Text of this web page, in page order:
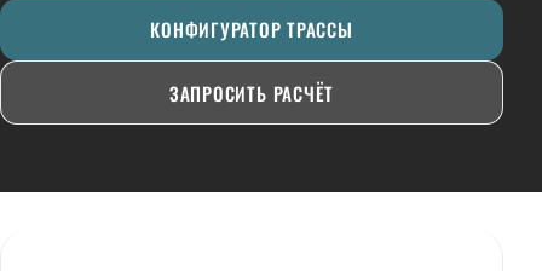
КОНФИГУРАТОР ТРАССЫ
ЗАПРОСИТЬ РАСЧЁТ